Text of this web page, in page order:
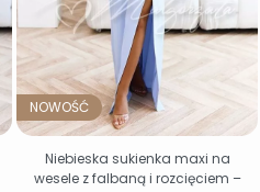
NOWOŚĆ
Niebieska sukienka maxi na
wesele z falbaną i rozcięciem –